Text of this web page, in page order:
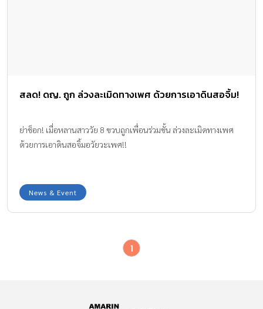
สลด! ดญ. ถูก ล่วงละเมิดทางเพศ ด้วยการเอาดินสอจิ้ม!
ย่าช็อก! เมื่อหลานสาววัย 8 ขวบถูกเพื่อนร่วมชั้น ล่วงละเมิดทางเพศ
ด้วยการเอาดินสอจิ้มอวัยวะเพศ!!
News & Event
1